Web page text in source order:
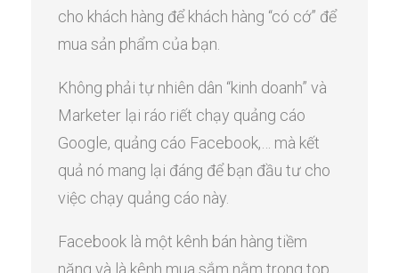
cho khách hàng để khách hàng “có cớ” để
mua sản phẩm của bạn.
Không phải tự nhiên dân “kinh doanh” và
Marketer lại ráo riết chạy quảng cáo
Google, quảng cáo Facebook,… mà kết
quả nó mang lại đáng để bạn đầu tư cho
việc chạy quảng cáo này.
Facebook là một kênh bán hàng tiềm
năng và là kênh mua sắm nằm trong top